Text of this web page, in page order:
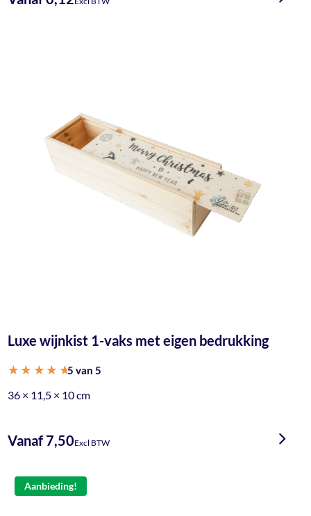
Luxe wijnkist 1-vaks met eigen bedrukking
5.00 uit 5
5 van 5
36 × 11,5 × 10 cm
Vanaf 7,50Excl BTW
Aanbieding!